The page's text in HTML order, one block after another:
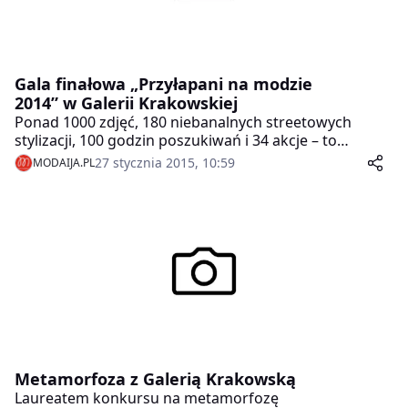
Gala finałowa „Przyłapani na modzie
2014” w Galerii Krakowskiej
Ponad 1000 zdjęć, 180 niebanalnych streetowych
stylizacji, 100 godzin poszukiwań i 34 akcje – to
podsumowanie tegorocznej edycji „Przyłapanych na
modzie”. Z myślą o miłośnikach mody ulicznej Galeria
MODAIJA.PL27 stycznia 2015, 10:59
Metamorfoza z Galerią Krakowską
Laureatem konkursu na metamorfozę